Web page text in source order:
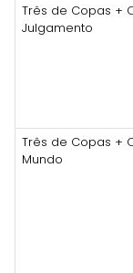
Três de Copas +
Julgamento
Três de Copas +
Mundo